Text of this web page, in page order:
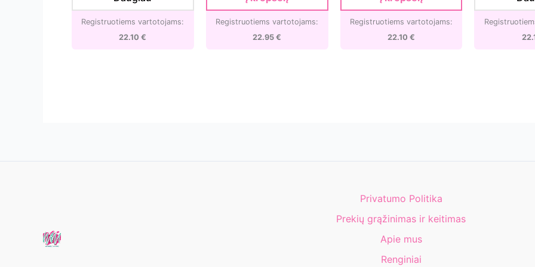
80-
Registruotiems vartotojams:
22.10€
[NS-
70-Registruotiems vartotojams:
22.95€
80-
Registruotiems vartotojams:
22.10 €
30-
Privatumo Politika
Prekių grąžinimas ir keitimas
Apie mus
Renginiai